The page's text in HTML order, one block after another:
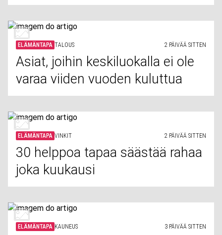
ELÄMÄNTAPA TALOUS 2 PÄIVÄÄ SITTEN
Asiat, joihin keskiluokalla ei ole
varaa viiden vuoden kuluttua
ELÄMÄNTAPA VINKIT 2 PÄIVÄÄ SITTEN
30 helppoa tapaa säästää rahaa
joka kuukausi
ELÄMÄNTAPA KAUNEUS 3 PÄIVÄÄ SITTEN